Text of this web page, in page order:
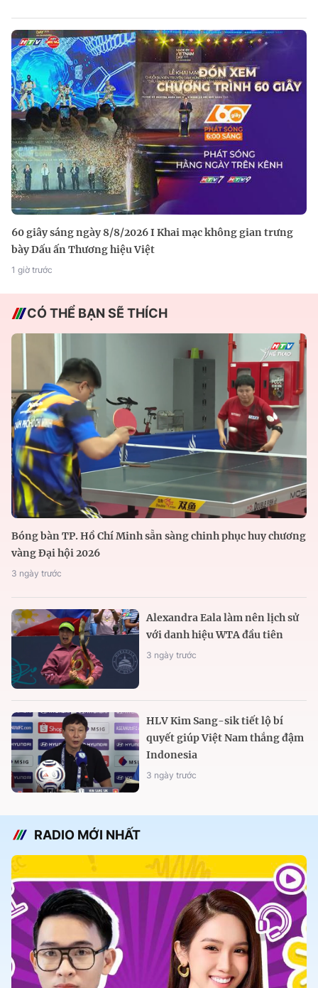
60 giây sáng ngày 8/8/2026 I Khai mạc không gian trưng
bày Dấu ấn Thương hiệu Việt
1 giờ trước
CÓ THỂ BẠN SẼ THÍCH
Bóng bàn TP. Hồ Chí Minh sẵn sàng chinh phục huy chương
vàng Đại hội 2026
3 ngày trước
Alexandra Eala làm nên lịch sử
với danh hiệu WTA đầu tiên
3 ngày trước
HLV Kim Sang-sik tiết lộ bí
quyết giúp Việt Nam thắng đậm
Indonesia
3 ngày trước
RADIO MỚI NHẤT